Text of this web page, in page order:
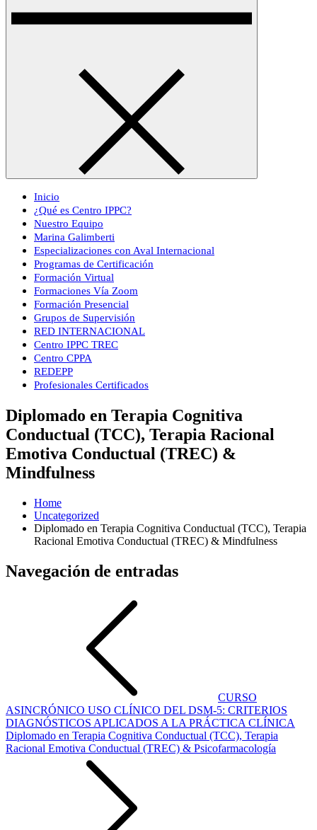
Inicio
¿Qué es Centro IPPC?
Nuestro Equipo
Marina Galimberti
Especializaciones con Aval Internacional
Programas de Certificación
Formación Virtual
Formaciones Vía Zoom
Formación Presencial
Grupos de Supervisión
RED INTERNACIONAL
Centro IPPC TREC
Centro CPPA
REDEPP
Profesionales Certificados
Diplomado en Terapia Cognitiva
Conductual (TCC), Terapia Racional
Emotiva Conductual (TREC) &
Mindfulness
Home
Uncategorized
Diplomado en Terapia Cognitiva Conductual (TCC), Terapia
Racional Emotiva Conductual (TREC) & Mindfulness
Navegación de entradas
CURSO
ASINCRÓNICO USO CLÍNICO DEL DSM-5: CRITERIOS
DIAGNÓSTICOS APLICADOS A LA PRÁCTICA CLÍNICA
Diplomado en Terapia Cognitiva Conductual (TCC), Terapia
Racional Emotiva Conductual (TREC) & Psicofarmacología